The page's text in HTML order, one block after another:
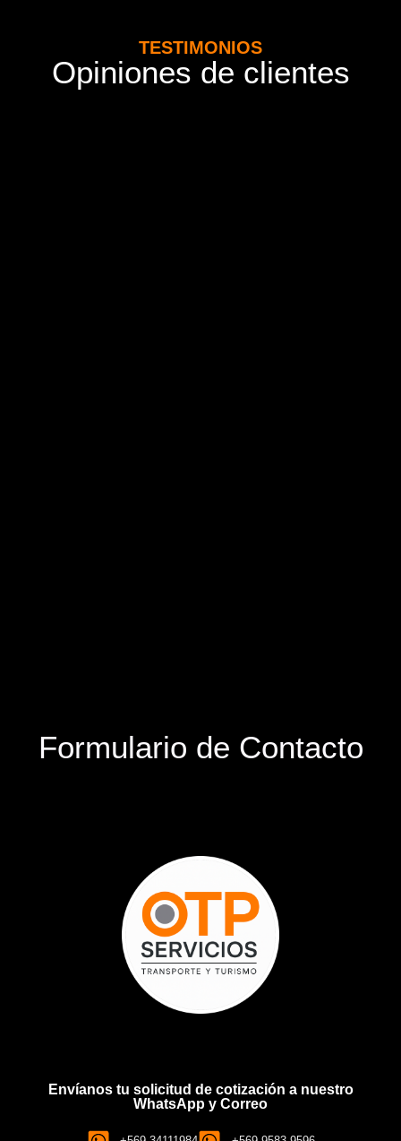
TESTIMONIOS
Opiniones de clientes
Formulario de Contacto
Envíanos tu solicitud de cotización a nuestro
WhatsApp y Correo